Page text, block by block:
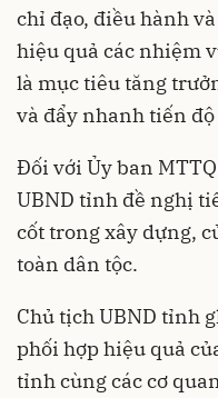
chỉ đạo, điều hành
hiệu quả các nhiệm
là mục tiêu tăng
và đẩy nhanh tiến
Đối với Ủy ban
UBND tỉnh đề nghị
cốt trong xây dựng,
toàn dân tộc.
Chủ tịch UBND tỉnh
phối hợp hiệu quả
tỉnh cùng các cơ